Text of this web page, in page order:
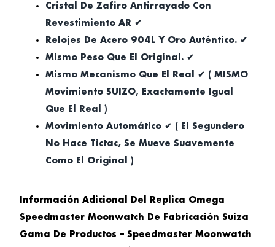
Cristal De Zafiro Antirrayado Con
Revestimiento AR ✔
Relojes De Acero 904L Y Oro Auténtico. ✔
Mismo Peso Que El Original. ✔
Mismo Mecanismo Que El Real ✔ ( MISMO
Movimiento SUIZO, Exactamente Igual
Que El Real )
Movimiento Automático ✔ ( El Segundero
No Hace Tictac, Se Mueve Suavemente
Como El Original )
Información Adicional Del Replica Omega
Speedmaster Moonwatch De Fabricación Suiza
Gama De Productos – Speedmaster Moonwatch